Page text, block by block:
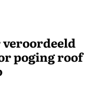
poging roof